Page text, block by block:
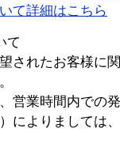
て詳細はこちら
て
されたお客様に
営業時間内での
によりましては